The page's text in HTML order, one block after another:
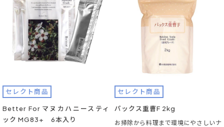
セレクト商品
Better For マヌカハニースティ
ック MG83+ 6本入り
セレクト商品
パックス重曹F 2kg
お掃除から料理まで環境にやさしいナ